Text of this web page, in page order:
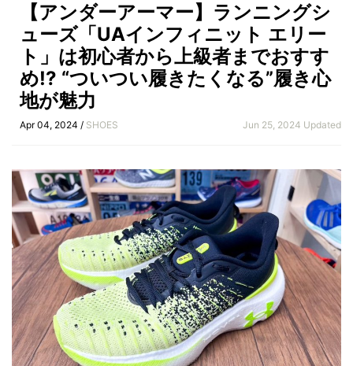
【アンダーアーマー】ランニングシ
ューズ「UAインフィニット エリー
ト」は初心者から上級者までおすす
め!? “ついつい履きたくなる”履き心
地が魅力
Apr 04, 2024 / SHOES Jun 25, 2024 Updated